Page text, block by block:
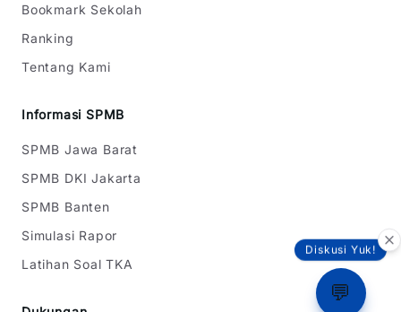
Diskusi Yuk!
💬
Bookmark Sekolah
Ranking
Tentang Kami
Informasi SPMB
SPMB Jawa Barat
SPMB DKI Jakarta
SPMB Banten
Simulasi Rapor
Latihan Soal TKA